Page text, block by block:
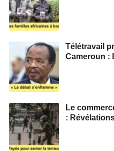
Télétravail
Cameroun :
Le
: